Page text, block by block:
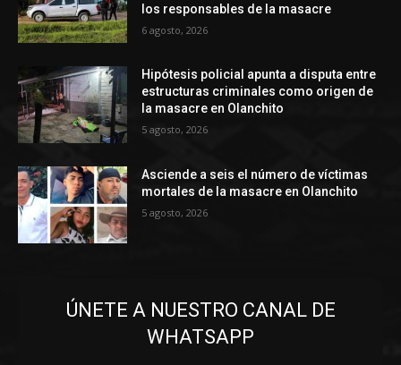
los responsables de la masacre
6 agosto, 2026
Hipótesis policial apunta a disputa entre
estructuras criminales como origen de
la masacre en Olanchito
5 agosto, 2026
Asciende a seis el número de víctimas
mortales de la masacre en Olanchito
5 agosto, 2026
ÚNETE A NUESTRO CANAL DE
WHATSAPP